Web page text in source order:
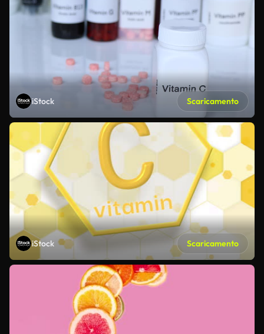
iStock Scaricamento
iStock Scaricamento